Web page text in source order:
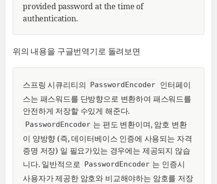
provided password at the time of
authentication.
위의 내용을 구글번역기로 돌려보면
스프링 시큐리티의 PasswordEncoder 인터페이
스는 패스워드를 단방향으로 변환하여 패스워드를
안전하게 저장할 수있게 해준다.
PasswordEncoder 는 편도 변환이며, 암호 변환
이 양방향 (즉, 데이터베이스 인증에 사용되는 자격
증명 저장) 일 필요가있는 경우에는 제공되지 않습
니다. 일반적으로
PasswordEncoder 는 인증시
사용자가 제공한 암호와 비교해야하는 암호를 저장